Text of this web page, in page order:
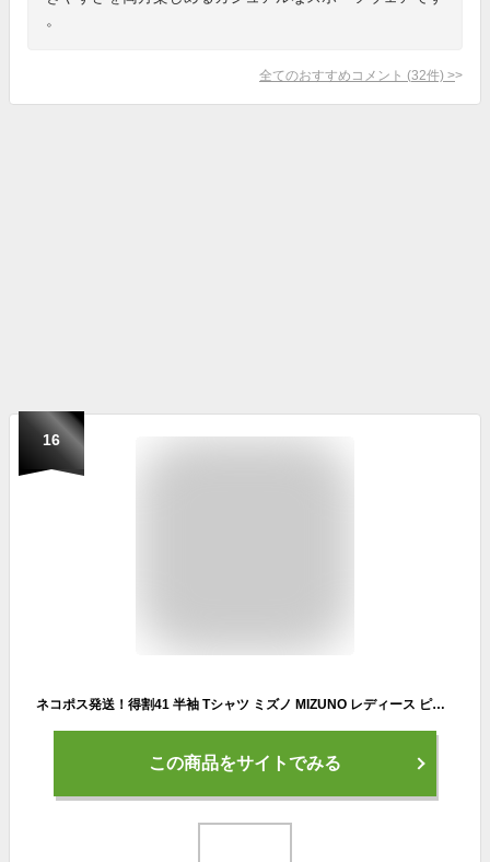
。
全てのおすすめコメント (32件) >
16
ネコポス発送！得割41 半袖 Tシャツ ミズノ MIZUNO レディース ピンク BS Tシャツ ソデRBロゴ ランニング ジョギング トレーニング ジム ウェア スポーツウェア
この商品をサイトでみる